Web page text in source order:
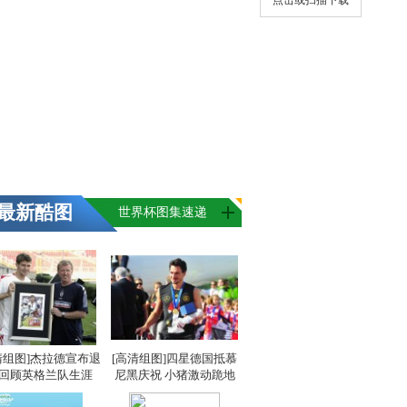
新酷图 世界杯图集速递
图]杰拉德宣布退
顾英格兰队生涯
[高清组图]四星德国抵慕
尼黑庆祝 小猪激动跪地